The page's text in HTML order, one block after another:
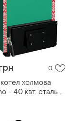
0
холмова
- 40 квт. сталь 5